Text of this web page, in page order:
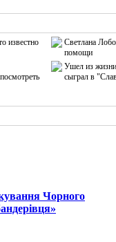
известно
Светлана
помощи
Ушел из жизни
сыграл в
Чорного